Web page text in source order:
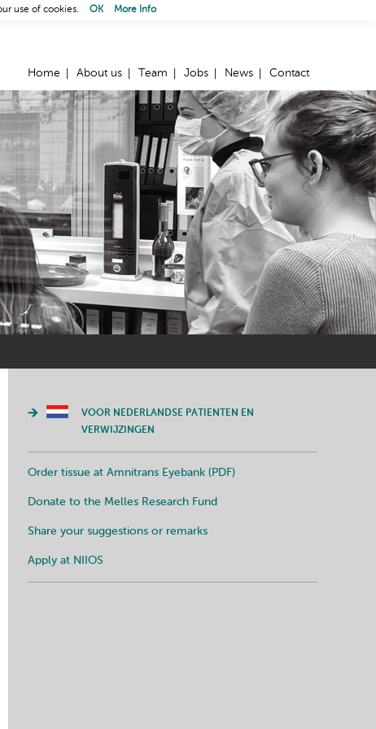
Home About us Team Jobs News Contact
VOOR NEDERLANDSE PATIENTEN EN
VERWIJZINGEN
Order tissue at Amnitrans Eyebank (PDF)
Donate to the Melles Research Fund
Share your suggestions or remarks
Apply at NIIOS
use of cookies. OK More Info